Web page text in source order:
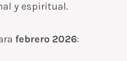
y espiritual.
febrero 2026: